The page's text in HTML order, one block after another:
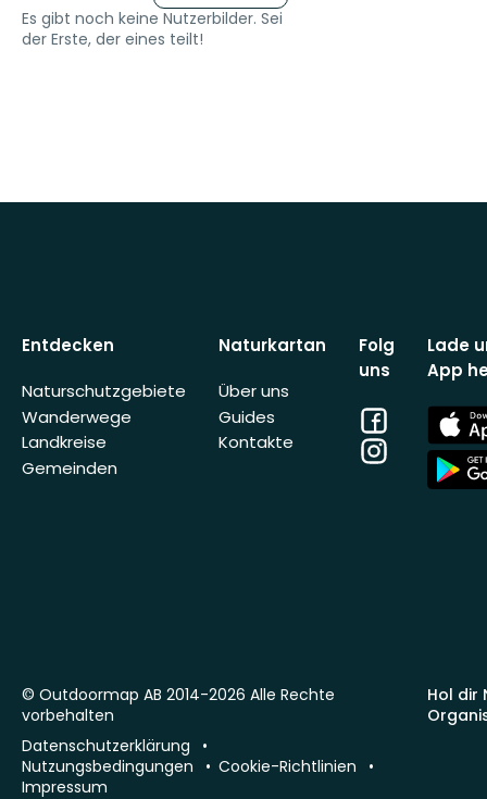
Es gibt noch keine Nutzerbilder. Sei
der Erste, der eines teilt!
Entdecken
Naturschutzgebiete
Wanderwege
Landkreise
Gemeinden
Naturkartan
Über uns
Guides
Kontakte
Folg
uns
Facebook
Instagram
Lade
App
App
Store
App
Store
Hol dir
© Outdoormap AB 2014-2026 Alle Rechte
vorbehalten
Datenschutzerklärung
Nutzungsbedingungen
Cookie-Richtlinien
Impressum